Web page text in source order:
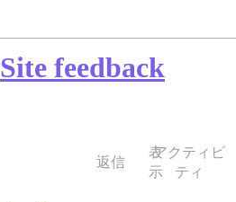
Site feedback
返信
表
示
アクティビ
ティ